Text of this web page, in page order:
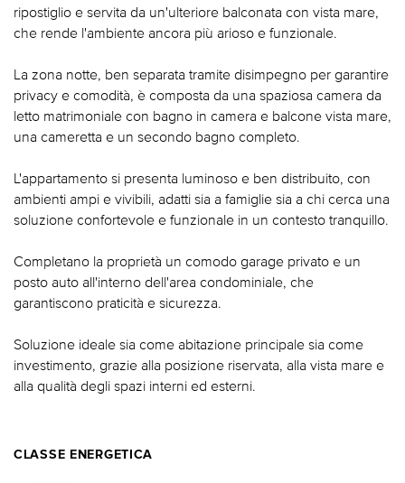
ripostiglio e servita da un'ulteriore balconata con vista mare,
che rende l'ambiente ancora più arioso e funzionale.
La zona notte, ben separata tramite disimpegno per garantire
privacy e comodità, è composta da una spaziosa camera da
letto matrimoniale con bagno in camera e balcone vista mare,
una cameretta e un secondo bagno completo.
L'appartamento si presenta luminoso e ben distribuito, con
ambienti ampi e vivibili, adatti sia a famiglie sia a chi cerca una
soluzione confortevole e funzionale in un contesto tranquillo.
Completano la proprietà un comodo garage privato e un
posto auto all'interno dell'area condominiale, che
garantiscono praticità e sicurezza.
Soluzione ideale sia come abitazione principale sia come
investimento, grazie alla posizione riservata, alla vista mare e
alla qualità degli spazi interni ed esterni.
CLASSE ENERGETICA